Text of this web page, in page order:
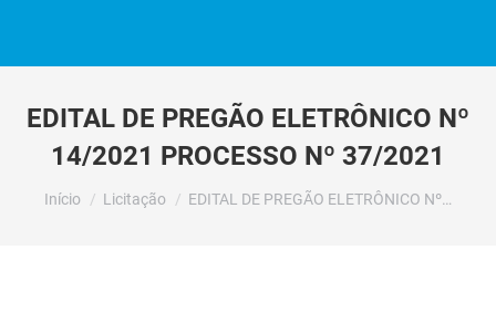
EDITAL DE PREGÃO ELETRÔNICO Nº
14/2021 PROCESSO Nº 37/2021
Você está aqui:
Início Licitação EDITAL DE PREGÃO ELETRÔNICO Nº…